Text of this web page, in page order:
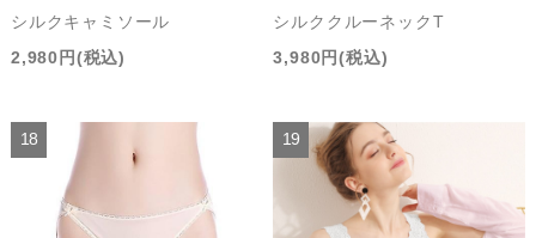
シルクキャミソール
2,980円(税込)
シルククルーネックT
3,980円(税込)